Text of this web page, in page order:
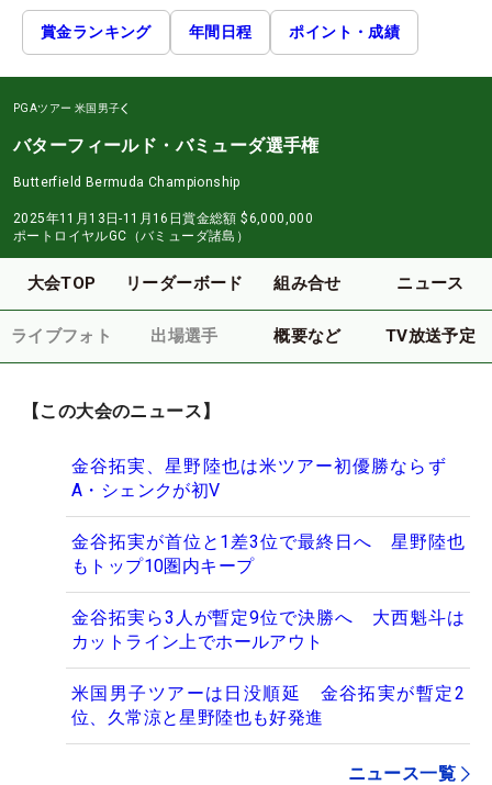
賞金ランキング 年間日程 ポイント・成績
PGAツアー 米国男子
バターフィールド・バミューダ選手権
Butterfield Bermuda Championship
2025年11月13日-11月16日賞金総額 $6,000,000
ポートロイヤルGC（バミューダ諸島）
大会TOP リーダーボード 組み合せ ニュース
ライブフォト 出場選手 概要など TV放送予定
【この大会のニュース】
金谷拓実、星野陸也は米ツアー初優勝ならず
A・シェンクが初V
金谷拓実が首位と1差3位で最終日へ 星野陸也
もトップ10圏内キープ
金谷拓実ら3人が暫定9位で決勝へ 大西魁斗は
カットライン上でホールアウト
米国男子ツアーは日没順延 金谷拓実が暫定2
位、久常涼と星野陸也も好発進
ニュース一覧